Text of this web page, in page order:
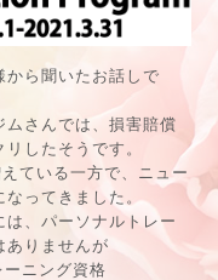
から聞いたお話しで
ムさんでは、損害賠償
したそうです。
ている一方で、ニュー
ってきました。
、パーソナルトレー
ありませんが
ニング資格